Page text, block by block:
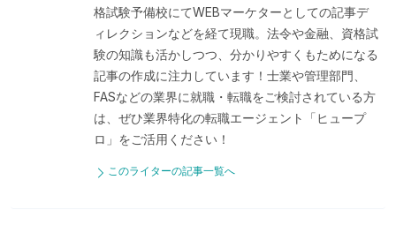
格試験予備校にてWEBマーケターとしての記事デ
ィレクションなどを経て現職。法令や金融、資格試
験の知識も活かしつつ、分かりやすくもためになる
記事の作成に注力しています！士業や管理部門、
FASなどの業界に就職・転職をご検討されている方
は、ぜひ業界特化の転職エージェント「ヒュープ
ロ」をご活用ください！
このライターの記事一覧へ